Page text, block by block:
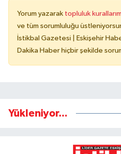
Yorum yazarak topluluk
ve tüm sorumluluğu
İstikbal Gazetesi | Eskişehir
Dakika Haber hiçbir şekilde
Yükleniyor...